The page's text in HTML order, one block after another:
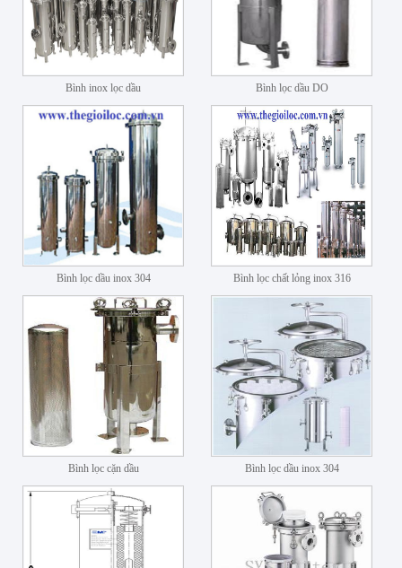
Bình inox lọc dầu Bình lọc dầu DO
Bình lọc dầu inox 304 Bình lọc chất lỏng inox 316
Bình lọc cặn dầu Bình lọc dầu inox 304